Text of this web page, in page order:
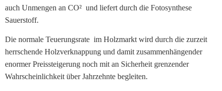
Ohne
Anzahlung
die
Karten
gleich
sind,
auch Unmengen an CO² und liefert durch die Fotosynthese
Sauerstoff.
Die normale Teuerungsrate im Holzmarkt wird durch die zurzeit
herrschende Holzverknappung und damit zusammenhängender
enormer Preissteigerung noch mit an Sicherheit grenzender
Wahrscheinlichkeit über Jahrzehnte begleiten.